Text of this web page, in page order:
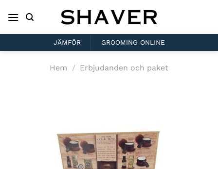
JÄMFÖR GROOMING ONLINE
Hem / Erbjudanden och paket